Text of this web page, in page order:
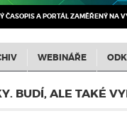
ČASOPIS A PORTÁL ZAMĚŘENÝ NA
WEBINÁŘE
BUDÍ, ALE TAKÉ